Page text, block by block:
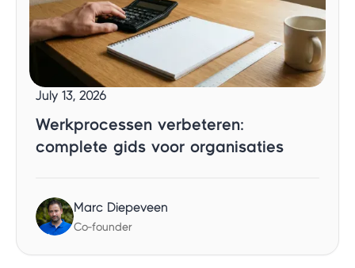
July 13, 2026
Werkprocessen verbeteren:
complete gids voor organisaties
Marc Diepeveen
Co-founder